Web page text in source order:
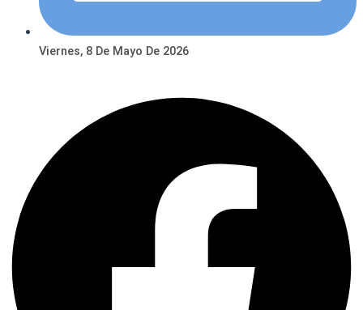
Viernes, 8 De Mayo De 2026